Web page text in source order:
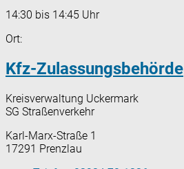
14:30 bis 14:45 Uhr
Ort:
Kfz-Zulassungsbehörde
Kreisverwaltung Uckermark
SG Straßenverkehr
Karl-Marx-Straße 1
17291 Prenzlau